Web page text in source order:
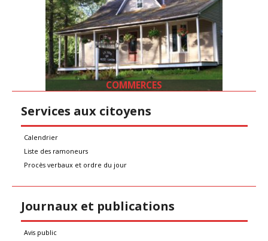
COMMERCES
Services aux citoyens
Calendrier
Liste des ramoneurs
Procès verbaux et ordre du jour
Journaux et publications
Avis public